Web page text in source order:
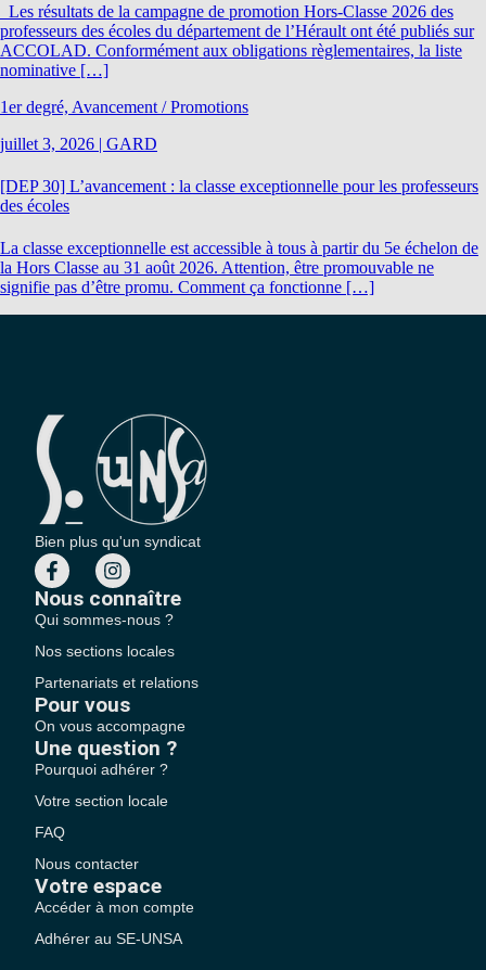
Les résultats de la campagne de promotion Hors-Classe 2026 des
professeurs des écoles du département de l’Hérault ont été publiés sur
ACCOLAD. Conformément aux obligations règlementaires, la liste
nominative […]
1er degré, Avancement / Promotions
juillet 3, 2026 | GARD
[DEP 30] L’avancement : la classe exceptionnelle pour les professeurs
des écoles
La classe exceptionnelle est accessible à tous à partir du 5e échelon de
la Hors Classe au 31 août 2026. Attention, être promouvable ne
signifie pas d’être promu. Comment ça fonctionne […]
Bien plus qu'un syndicat
Nous connaître
Qui sommes-nous ?
Nos sections locales
Partenariats et relations
Pour vous
On vous accompagne
Une question ?
Pourquoi adhérer ?
Votre section locale
FAQ
Nous contacter
Votre espace
Accéder à mon compte
Adhérer au SE-UNSA